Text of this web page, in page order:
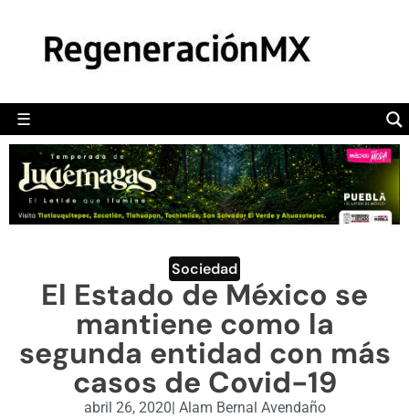
☰
POLÍTICA
CAMALEÓN
OPINIÓN
DEPORTES
ENGLISH SECTION
VIDEOS
Sociedad
El Estado de México se
mantiene como la
segunda entidad con más
casos de Covid-19
abril 26, 2020| Alam Bernal Avendaño